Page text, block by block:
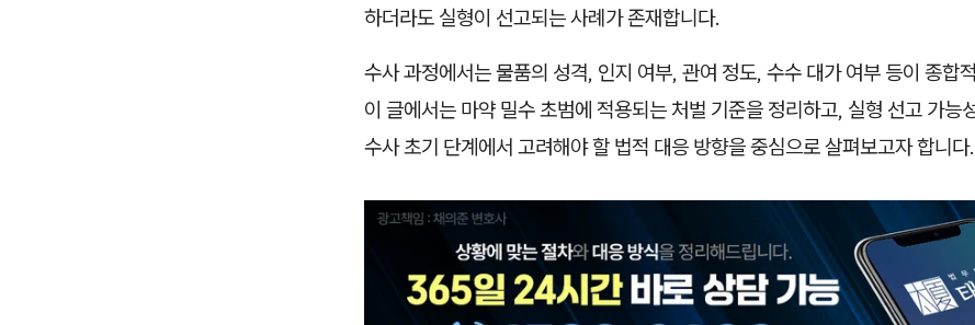
하더라도 실형이 선고되는 사례가 존재합니다.
수사 과정에서는 물품의 성격, 인지 여부, 관여 정도, 수수 대가 여부 등이 종합
이 글에서는 마약 밀수 초범에 적용되는 처벌 기준을 정리하고, 실형 선고 가능
수사 초기 단계에서 고려해야 할 법적 대응 방향을 중심으로 살펴보고자 합니다.